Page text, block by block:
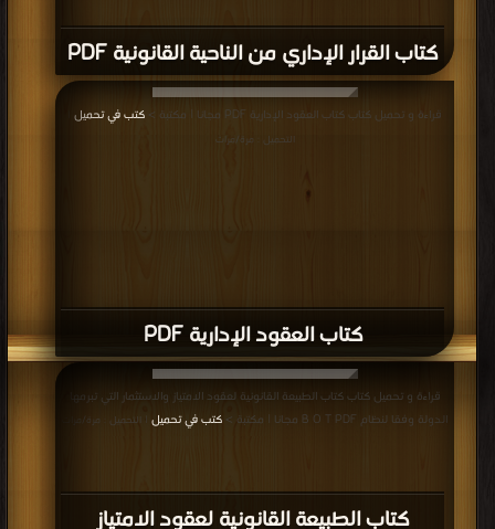
كتاب القرار الإداري من الناحية القانونية PDF
كتاب العقود الإدارية PDF
قراءة و تحميل كتاب كتاب العقود الإدارية PDF مجانا | مكتبة > كتب في تحميل
التحميل : مرة/مرات
كتاب الطبيعة القانونية لعقود الامتياز
قراءة و تحميل كتاب كتاب الطبيعة القانونية لعقود الامتياز والاستثمار التي تبرمها
الدولة وفقا لنظام B O T PDF مجانا | مكتبة >
كتب في تحميل | التحميل : مرة/مرات